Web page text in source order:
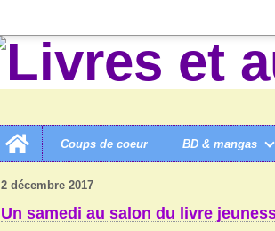
Home
Coups de coeur
BD & mangas
LIVRES ET AUTRES MERVEILLES! > 0 DIVERS > UN
2 décembre 2017
Un samedi au salon du livre